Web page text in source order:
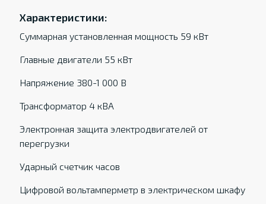
Характеристики:
Суммарная установленная мощность 59 кВт
Главные двигатели 55 кВт
Напряжение 380-1 000 В
Трансформатор 4 кВА
Электронная защита электродвигателей от
перегрузки
Ударный счетчик часов
Цифровой вольтамперметр в электрическом шкафу